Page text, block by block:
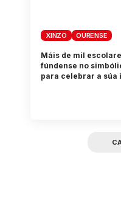
XINZO OURENSE
Máis de mil
fúndense no
para celebrar a súa